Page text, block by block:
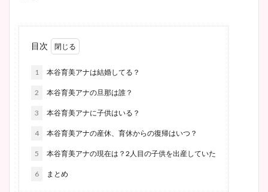
目次
1 本谷育美アナは結婚してる？
2 本谷育美アナの旦那は誰？
3 本谷育美アナに子供はいる？
4 本谷育美アナの産休、育休からの復帰はいつ？
5 本谷育美アナの現在は？2人目の子供を出産していた
6 まとめ